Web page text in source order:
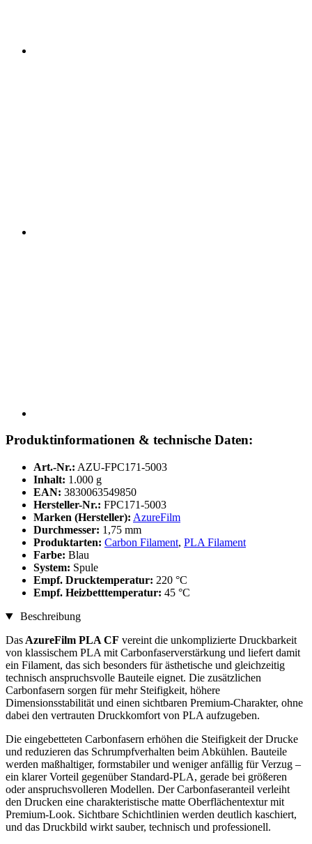
Produktinformationen & technische Daten:
Art.-Nr.: AZU-FPC171-5003
Inhalt: 1.000 g
EAN: 3830063549850
Hersteller-Nr.: FPC171-5003
Marken (Hersteller): AzureFilm
Durchmesser: 1,75 mm
Produktarten: Carbon Filament, PLA Filament
Farbe: Blau
System: Spule
Empf. Drucktemperatur: 220 °C
Empf. Heizbetttemperatur: 45 °C
Beschreibung
Das AzureFilm PLA CF vereint die unkomplizierte Druckbarkeit
von klassischem PLA mit Carbonfaserverstärkung und liefert damit
ein Filament, das sich besonders für ästhetische und gleichzeitig
technisch anspruchsvolle Bauteile eignet. Die zusätzlichen
Carbonfasern sorgen für mehr Steifigkeit, höhere
Dimensionsstabilität und einen sichtbaren Premium-Charakter, ohne
dabei den vertrauten Druckkomfort von PLA aufzugeben.
Die eingebetteten Carbonfasern erhöhen die Steifigkeit der Drucke
und reduzieren das Schrumpfverhalten beim Abkühlen. Bauteile
werden maßhaltiger, formstabiler und weniger anfällig für Verzug –
ein klarer Vorteil gegenüber Standard-PLA, gerade bei größeren
oder anspruchsvolleren Modellen. Der Carbonfaseranteil verleiht
den Drucken eine charakteristische matte Oberflächentextur mit
Premium-Look. Sichtbare Schichtlinien werden deutlich kaschiert,
und das Druckbild wirkt sauber, technisch und professionell.